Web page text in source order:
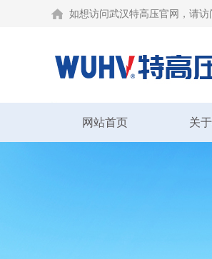
如想访问武汉特高压官网，请访
网站首页 关